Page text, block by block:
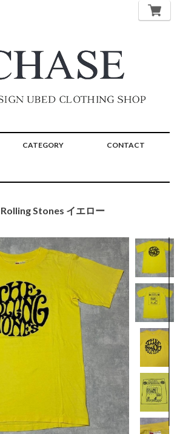
CATEGORY CONTACT
Stones イエロー